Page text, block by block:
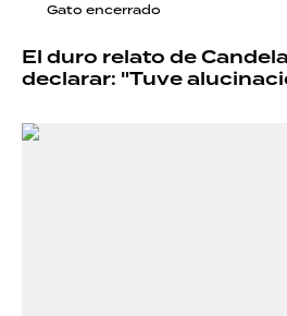
Gato encerrado
El duro relato de
declarar: "Tuve